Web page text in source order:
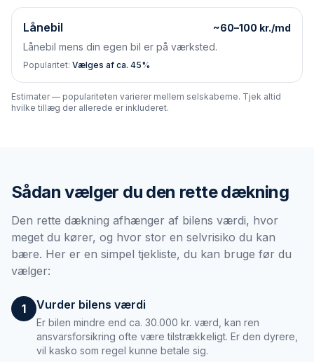
Lånebil
~60–100 kr./md
Lånebil mens din egen bil er på værksted.
Popularitet: Vælges af ca. 45%
Estimater — populariteten varierer mellem selskaberne. Tjek altid
hvilke tillæg der allerede er inkluderet.
Sådan vælger du den rette dækning
Den rette dækning afhænger af bilens værdi, hvor
meget du kører, og hvor stor en selvrisiko du kan
bære. Her er en simpel tjekliste, du kan bruge før du
vælger:
1 Vurder bilens værdi
Er bilen mindre end ca. 30.000 kr. værd, kan ren
ansvarsforsikring ofte være tilstrækkeligt. Er den dyrere,
vil kasko som regel kunne betale sig.